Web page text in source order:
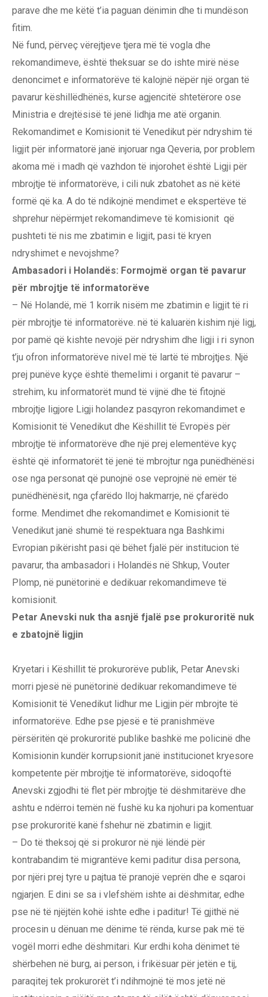
parave dhe me këtë t’ia paguan dënimin dhe ti mundëson
fitim.
Në fund, përveç vërejtjeve tjera më të vogla dhe
rekomandimeve, është theksuar se do ishte mirë nëse
denoncimet e informatorëve të kalojnë nëpër një organ të
pavarur këshillëdhënës, kurse agjencitë shtetërore ose
Ministria e drejtësisë të jenë lidhja me atë organin.
Rekomandimet e Komisionit të Venedikut për ndryshim të
ligjit për informatorë janë injoruar nga Qeveria, por problem
akoma më i madh që vazhdon të injorohet është Ligji për
mbrojtje të informatorëve, i cili nuk zbatohet as në këtë
formë që ka. A do të ndikojnë mendimet e ekspertëve të
shprehur nëpërmjet rekomandimeve të komisionit që
pushteti të nis me zbatimin e ligjit, pasi të kryen
ndryshimet e nevojshme?
Ambasadori i Holandës: Formojmë organ të pavarur
për mbrojtje të informatorëve
– Në Holandë, më 1 korrik nisëm me zbatimin e ligjit të ri
për mbrojtje të informatorëve. në të kaluarën kishim një ligj,
por pamë që kishte nevojë për ndryshim dhe ligji i ri synon
t’ju ofron informatorëve nivel më të lartë të mbrojtjes. Një
prej punëve kyçe është themelimi i organit të pavarur –
strehim, ku informatorët mund të vijnë dhe të fitojnë
mbrojtje ligjore Ligji holandez pasqyron rekomandimet e
Komisionit të Venedikut dhe Këshillit të Evropës për
mbrojtje të informatorëve dhe një prej elementëve kyç
është që informatorët të jenë të mbrojtur nga punëdhënësi
ose nga personat që punojnë ose veprojnë në emër të
punëdhënësit, nga çfarëdo lloj hakmarrje, në çfarëdo
forme. Mendimet dhe rekomandimet e Komisionit të
Venedikut janë shumë të respektuara nga Bashkimi
Evropian pikërisht pasi që bëhet fjalë për institucion të
pavarur, tha ambasadori i Holandës në Shkup, Vouter
Plomp, në punëtorinë e dedikuar rekomandimeve të
komisionit.
Petar Anevski nuk tha asnjë fjalë pse prokuroritë nuk
e zbatojnë ligjin
Kryetari i Këshillit të prokurorëve publik, Petar Anevski
morri pjesë në punëtorinë dedikuar rekomandimeve të
Komisionit të Venedikut lidhur me Ligjin për mbrojte të
informatorëve. Edhe pse pjesë e të pranishmëve
përsëritën që prokuroritë publike bashkë me policinë dhe
Komisionin kundër korrupsionit janë institucionet kryesore
kompetente për mbrojtje të informatorëve, sidoqoftë
Anevski zgjodhi të flet për mbrojtje të dëshmitarëve dhe
ashtu e ndërroi temën në fushë ku ka njohuri pa komentuar
pse prokuroritë kanë fshehur në zbatimin e ligjit.
– Do të theksoj që si prokuror në një lëndë për
kontrabandim të migrantëve kemi paditur disa persona,
por njëri prej tyre u pajtua të pranojë veprën dhe e sqaroi
ngjarjen. E dini se sa i vlefshëm ishte ai dëshmitar, edhe
pse në të njëjtën kohë ishte edhe i paditur! Të gjithë në
procesin u dënuan me dënime të rënda, kurse pak më të
vogël morri edhe dëshmitari. Kur erdhi koha dënimet të
shërbehen në burg, ai person, i frikësuar për jetën e tij,
paraqitej tek prokurorët t’i ndihmojnë të mos jetë në